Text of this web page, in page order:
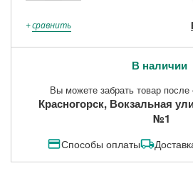
+сравнить
В наличии
Вы можете забрать товар
Красногорск, Вокзальная
№1
Способы оплаты